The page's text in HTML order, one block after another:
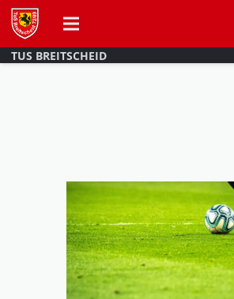
TUS BREITSCHEID